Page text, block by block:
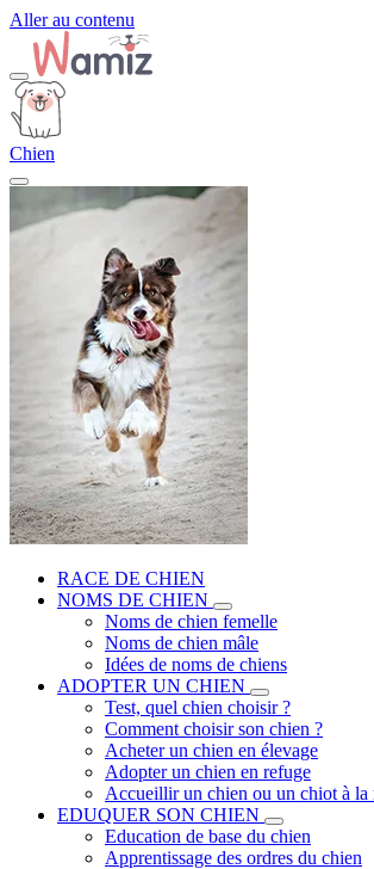
Aller au contenu
Chien
RACE DE CHIEN
NOMS DE CHIEN
Noms de chien femelle
Noms de chien mâle
Idées de noms de chiens
ADOPTER UN CHIEN
Test, quel chien choisir ?
Comment choisir son chien ?
Acheter un chien en élevage
Adopter un chien en refuge
Accueillir un chien ou un chiot à la
EDUQUER SON CHIEN
Education de base du chien
Apprentissage des ordres du chien